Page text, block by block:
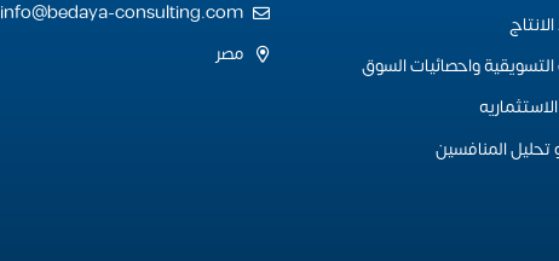
واحصائيات السوق
تحليل المنافسين
info@bedaya-consulting.com
مصر